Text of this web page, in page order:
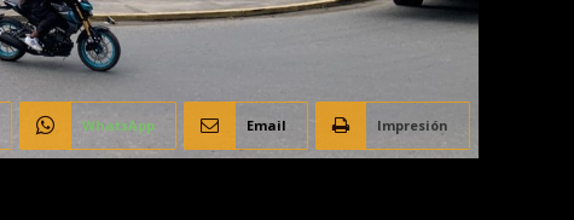
WhatsApp Email Impresión